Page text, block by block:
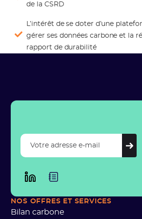
de la CSRD
L’intérêt de se doter d’une
gérer ses données carbone et la
rapport de durabilité
NOS OFFRES ET SERVICES
Bilan carbone